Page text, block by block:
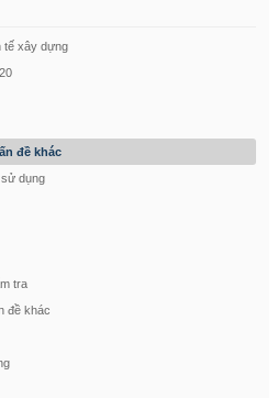
tế xây dựng
đề khác
dụng
tra
đề khác